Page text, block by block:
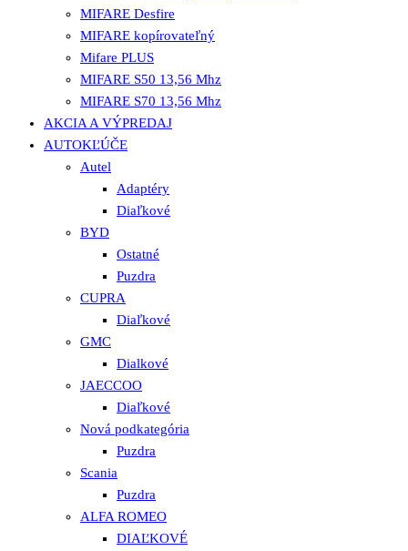
MIFARE Desfire
MIFARE kopírovateľný
Mifare PLUS
MIFARE S50 13,56 Mhz
MIFARE S70 13,56 Mhz
AKCIA A VÝPREDAJ
AUTOKĽÚČE
Autel
Adaptéry
Diaľkové
BYD
Ostatné
Puzdra
CUPRA
Diaľkové
GMC
Dialkové
JAECCOO
Diaľkové
Nová podkategória
Puzdra
Scania
Puzdra
ALFA ROMEO
DIAĽKOVÉ